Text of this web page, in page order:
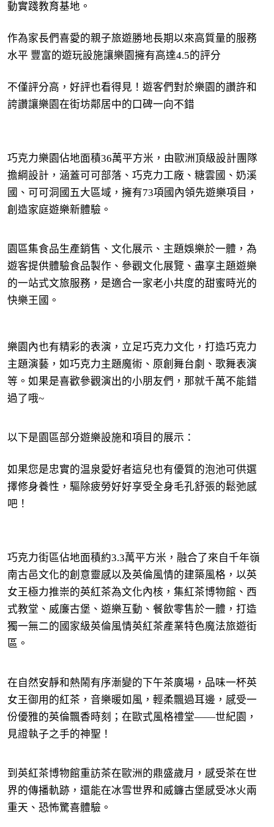
動實踐教育基地。
作為家長們喜愛的親子旅遊勝地長期以來高質量的服務
水平 豐富的遊玩設施讓樂園擁有高達4.5的評分
不僅評分高，好評也看得見！遊客們對於樂園的讚許和
誇讚讓樂園在街坊鄰居中的口碑一向不錯
巧克力樂園佔地面積36萬平方米，由歐洲頂級設計團隊
擔綱設計，涵蓋可可部落、巧克力工廠、糖雲國、奶溪
國、可可洞國五大區域，擁有73項國內領先遊樂項目，
創造家庭遊樂新體驗。
園區集食品生產銷售、文化展示、主題娛樂於一體，為
遊客提供體驗食品製作、參觀文化展覽、盡享主題遊樂
的一站式文旅服務，是適合一家老小共度的甜蜜時光的
快樂王國。
樂園內也有精彩的表演，立足巧克力文化，打造巧克力
主題演藝，如巧克力主題魔術、原創舞台劇、歌舞表演
等。如果是喜歡參觀演出的小朋友們，那就千萬不能錯
過了哦~
以下是園區部分遊樂設施和項目的展示：
如果您是忠實的温泉愛好者這兒也有優質的泡池可供選
擇修身養性，驅除疲勞好好享受全身毛孔舒張的鬆弛感
吧！
巧克力街區佔地面積約3.3萬平方米，融合了來自千年嶺
南古邑文化的創意靈感以及英倫風情的建築風格，以英
女王極力推崇的英紅茶為文化內核，集紅茶博物館、西
式教堂、威廉古堡、遊樂互動、餐飲零售於一體，打造
獨一無二的國家級英倫風情英紅茶產業特色魔法旅遊街
區。
在自然安靜和熱鬧有序漸變的下午茶廣場，品味一杯英
女王御用的紅茶，音樂暖如風，輕柔飄過耳邊，感受一
份優雅的英倫飄香時刻；在歐式風格禮堂——世紀園，
見證執子之手的神聖！
到英紅茶博物館重訪茶在歐洲的鼎盛歲月，感受茶在世
界的傳播軌跡，還能在冰雪世界和威鐮古堡感受冰火兩
重天、恐怖驚喜體驗。